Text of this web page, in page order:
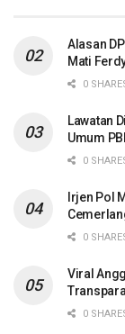
Alasan
Mati
0
Lawatan
Umum
0
Irjen Pol
0
Viral
0